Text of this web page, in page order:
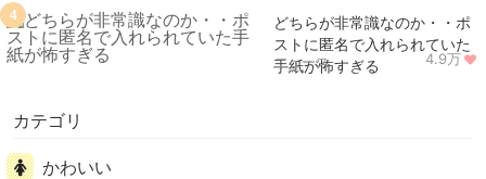
どちらが非常識なのか・・ポ
ストに匿名で入れられていた
手紙が怖すぎる
ニュース 4.9万
4
カテゴリ
かわいい